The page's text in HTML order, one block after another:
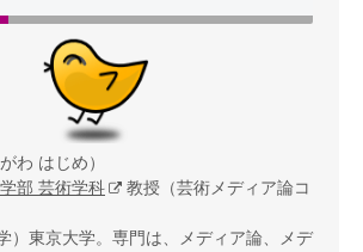
わ はじめ）
部 芸術学科
教授（芸術メディア論コ
）東京大学。専門は、メディア論、メデ